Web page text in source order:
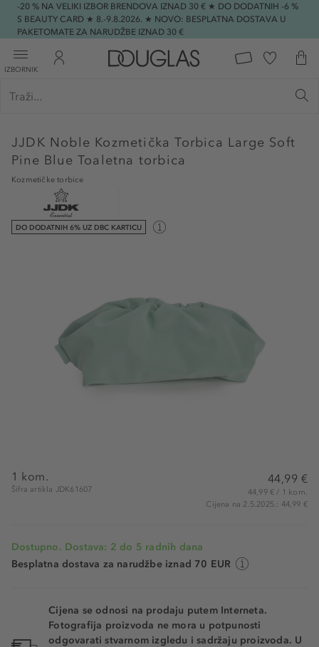
-20 % NA VELIKI IZBOR BRENDOVA IZNAD 30 € ★ DO DODATNIH -6 %
S BEAUTY CARD ★ 8.-9.8.2026. ★ NOVO: BESPLATNA DOSTAVA U
PAKETOMATE ZA NARUDŽBE IZNAD 30 €
IZBORNIK
JJDK Noble Kozmetička Torbica Large Soft
Pine Blue Toaletna torbica
Kozmetičke torbice
DO DODATNIH 6% UZ DBC KARTICU
1 kom.
Šifra artikla JDK61607
44,99 €
44,99 € / 1 kom.
Cijena na 2.5.2025.: 44,99 €
Dostupno. Dostava: 2 do 5 radnih dana
Besplatna dostava za narudžbe iznad 70 EUR
Cijena se odnosi na prodaju putem Interneta.
Fotografija proizvoda ne mora u potpunosti
odgovarati stvarnom izgledu i sadržaju proizvoda. U